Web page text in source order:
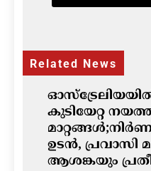
Related News
കുടിയേറ്റ
ഉടൻ, പ്രവാസി
ആശങ്കയും